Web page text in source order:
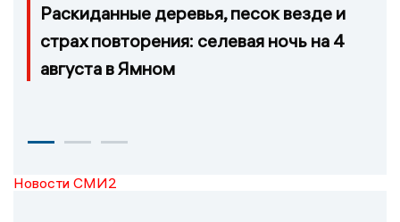
Раскиданные деревья, песок везде и
страх повторения: селевая ночь на 4
августа в Ямном
Новости СМИ2